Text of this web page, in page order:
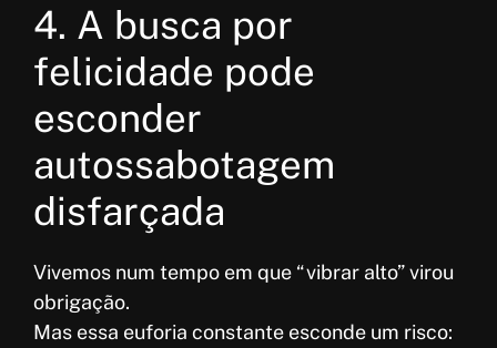
4. A busca por
felicidade pode
esconder
autossabotagem
disfarçada
Vivemos num tempo em que “vibrar alto” virou
obrigação.
Mas essa euforia constante esconde um risco: